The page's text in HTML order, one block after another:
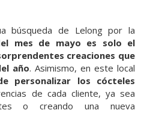
búsqueda de Lelong por la
mes de mayo es solo el
creaciones que
año. Asimismo, en este local
personalizar los cócteles
de cada cliente, ya sea
o creando una nueva